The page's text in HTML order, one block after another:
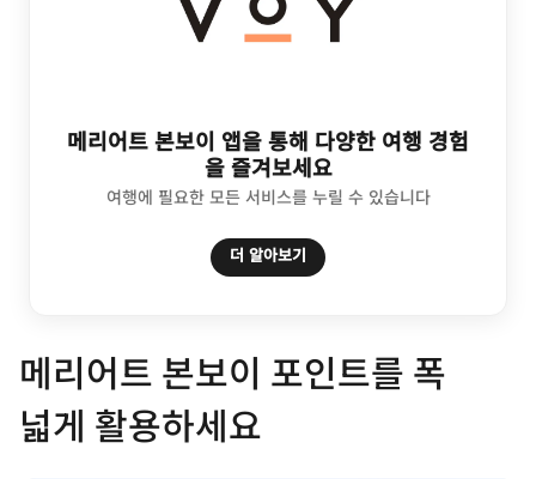
메리어트 본보이 앱을 통해 다양한 여행 경험
을 즐겨보세요
여행에 필요한 모든 서비스를 누릴 수 있습니다
더 알아보기
메리어트 본보이 포인트를 폭
넓게 활용하세요